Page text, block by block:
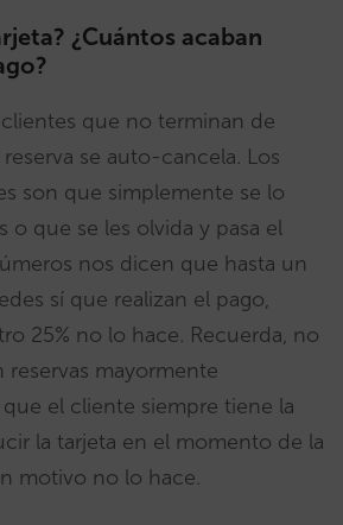
¿Cuántos acaban
que no terminan de
se auto-cancela. Los
son que simplemente se lo
o que se les olvida y pasa el
nos dicen que hasta un
sí que realizan el pago,
25% no lo hace. Recuerda, no
mayormente
el cliente siempre tiene la
la tarjeta en el momento de la
motivo no lo hace.